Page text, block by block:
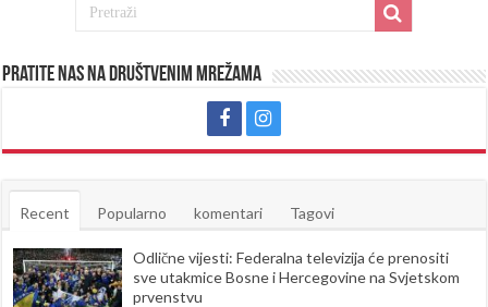
Pratite nas na društvenim mrežama
Recent Popularno komentari Tagovi
Odlične vijesti: Federalna televizija će prenositi
sve utakmice Bosne i Hercegovine na Svjetskom
prvenstvu